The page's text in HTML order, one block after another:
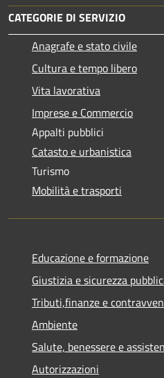
CATEGORIE DI SERVIZIO
Anagrafe e stato civile
Cultura e tempo libero
Vita lavorativa
Imprese e Commercio
Appalti pubblici
Catasto e urbanistica
Turismo
Mobilità e trasporti
Educazione e formazione
Giustizia e sicurezza
Tributi,finanze e
Ambiente
Salute, benessere e
Autorizzazioni